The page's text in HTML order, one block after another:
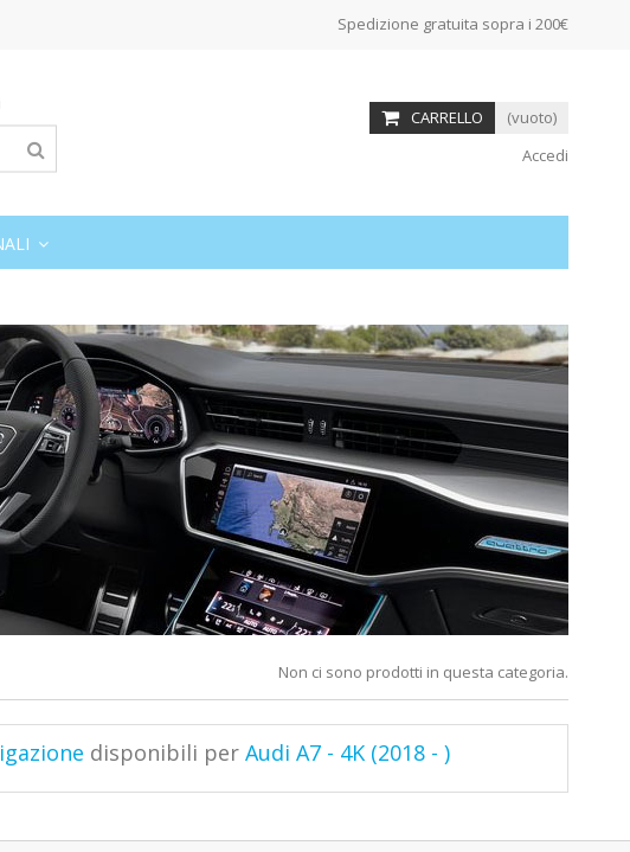
Spedizione gratuita sopra i 200€
CARRELLO
(vuoto)
Accedi
Non ci sono prodotti in questa categoria.
disponibili per Audi A7 - 4K (2018 - )